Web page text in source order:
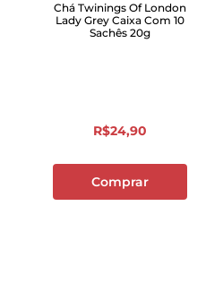
Chá Twinings Of London
Lady Grey Caixa Com 10
Sachês 20g
R$24,90
Comprar